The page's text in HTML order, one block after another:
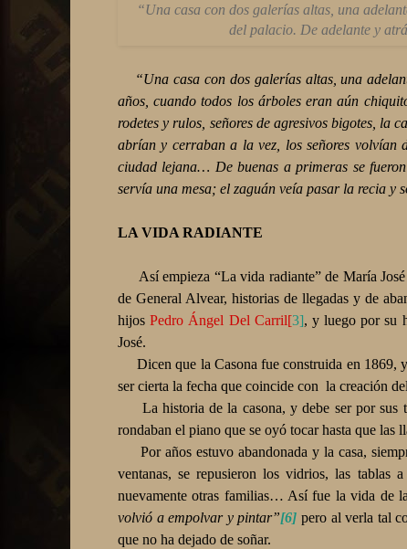
“Una casa con dos galerías altas, una
del palacio. De adelante y
“Una casa con dos galerías altas, una
años, cuando todos los árboles eran aún
rodetes y rulos, señores de agresivos bigotes, la
abrían y cerraban a la vez, los señores volvían
ciudad lejana… De buenas a primeras se
servía una mesa; el zaguán veía pasar la recia
LA VIDA RADIANTE
Así empieza “La vida radiante” de María
de General Alvear, historias de llegadas y de
hijosPedro Ángel Del Carril[3], y luego por su
José.
Dicen que la Casona fue construida en 1869, y
ser cierta la fecha que coincide con la creación
La historia de la casona, y debe ser por sus
rondaban el piano que se oyó tocar hasta que
Por años estuvo abandonada y la casa,
ventanas, se repusieron los vidrios, las
nuevamente otras familias… Así fue la vida de
volvió a empolvar y pintar”[6] pero al verla tal
que no ha dejado de soñar.